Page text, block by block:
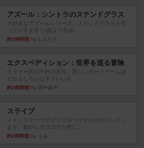
アズール：シントラのステンドグラス
大好きなアズールシリーズ。ステンドグラスを作
っていきます✨1部より自由...
約2時間前 by しんたろ
エクスペディション：世界を巡る冒険
クラマー氏の不朽の名作。新しいボードゲームほ
どおもしろいはず？いいえ。...
約2時間前 by 田中昌平
スライプ
メインコマ一つサブコマ四つでそれぞれプレイし
ます。動かし方はコマか壁に...
約2時間前 by くみ